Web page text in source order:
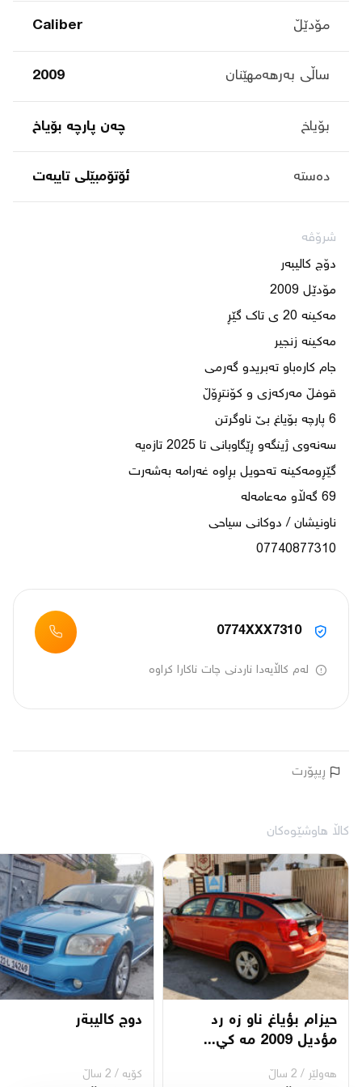
مۆدێڵ Caliber
ساڵی بەرهەمهێنان 2009
بۆیاخ چەن پارچە بۆیاخ
دەستە ئۆتۆمبێلی تایبه‌ت
شرۆڤە
07740877310
0774XXX7310
لەم کاڵایەدا ناردنی چات ناکارا کراوە
ڕیپۆرت
کاڵا هاوشێوەکان
حيزام بؤياغ ناو زه رد
مؤديل 2009 مه كي...
هەولێر / 2 ساڵ
دوج كاليبةر
کۆیە / 2 ساڵ